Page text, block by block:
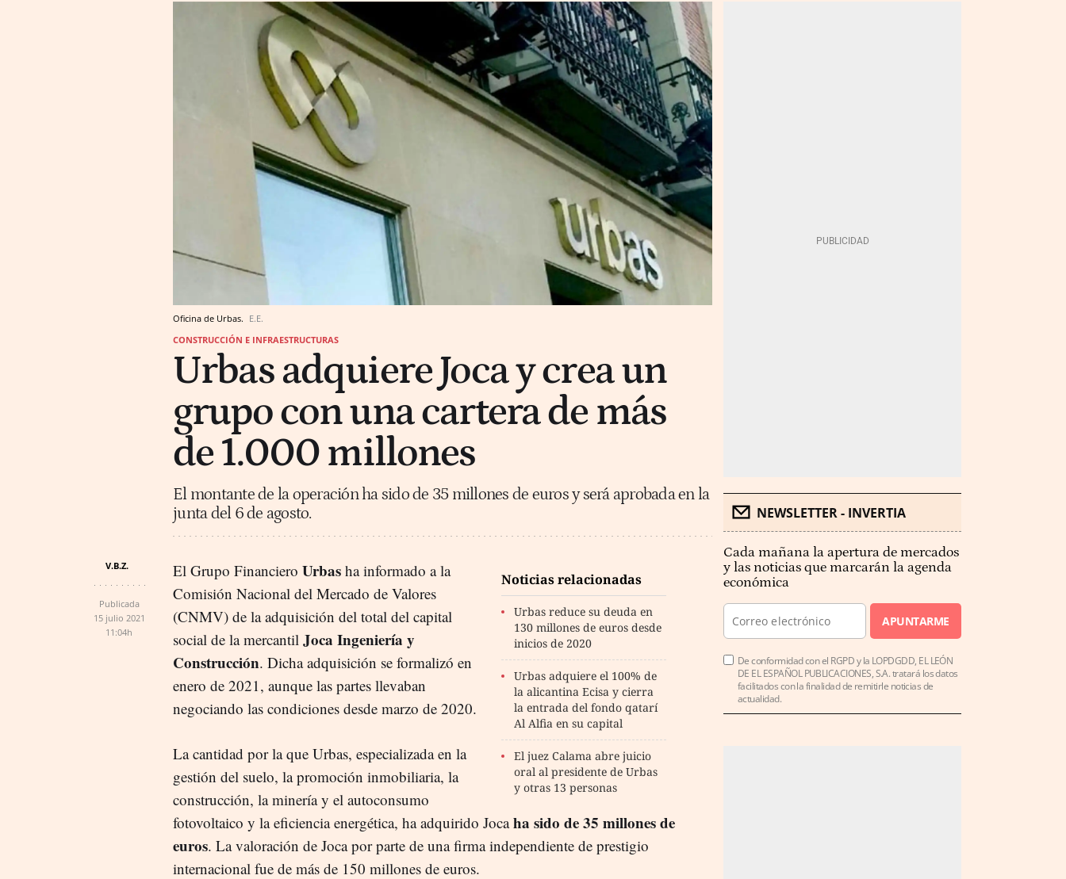
Oficina de Urbas. E.E.
CONSTRUCCIÓN E INFRAESTRUCTURAS
Urbas adquiere Joca y crea un
grupo con una cartera de más
de 1.000 millones
El montante de la operación ha sido de 35 millones de euros y será aprobada en la
junta del 6 de agosto.
V.B.Z.
Publicada
15 julio 2021
11:04h
Noticias relacionadas
Urbas reduce su deuda en
130 millones de euros desde
inicios de 2020
Urbas adquiere el 100% de
la alicantina Ecisa y cierra
la entrada del fondo qatarí
Al Alfia en su capital
El juez Calama abre juicio
oral al presidente de Urbas
y otras 13 personas
El Grupo Financiero Urbas ha informado a la
Comisión Nacional del Mercado de Valores
(CNMV) de la adquisición del total del capital
social de la mercantil Joca Ingeniería y
Construcción. Dicha adquisición se formalizó en
enero de 2021, aunque las partes llevaban
negociando las condiciones desde marzo de 2020.
La cantidad por la que Urbas, especializada en la
gestión del suelo, la promoción inmobiliaria, la
construcción, la minería y el autoconsumo
fotovoltaico y la eficiencia energética, ha adquirido Jocaha sido de 35 millones de
euros. La valoración de Joca por parte de una firma independiente de prestigio
internacional fue de más de 150 millones de euros.
NEWSLETTER - INVERTIA
Cada mañana la apertura de mercados
y las noticias que marcarán la agenda
económica
APUNTARME
De conformidad con el RGPD y la LOPDGDD, EL LEÓN
DE EL ESPAÑOL PUBLICACIONES, S.A. tratará los datos
facilitados con la finalidad de remitirle noticias de
actualidad.